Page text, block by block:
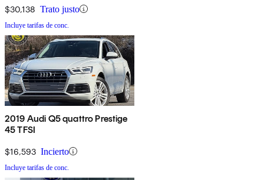
$30,138 Trato justo
Incluye tarifas de conc.
2019 Audi Q5 quattro Prestige
45 TFSI
$16,593 Incierto
Incluye tarifas de conc.